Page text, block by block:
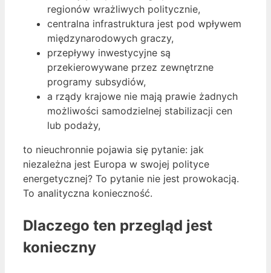
regionów wrażliwych politycznie,
centralna infrastruktura jest pod wpływem
międzynarodowych graczy,
przepływy inwestycyjne są
przekierowywane przez zewnętrzne
programy subsydiów,
a rządy krajowe nie mają prawie żadnych
możliwości samodzielnej stabilizacji cen
lub podaży,
to nieuchronnie pojawia się pytanie: jak
niezależna jest Europa w swojej polityce
energetycznej? To pytanie nie jest prowokacją.
To analityczna konieczność.
Dlaczego ten przegląd jest
konieczny